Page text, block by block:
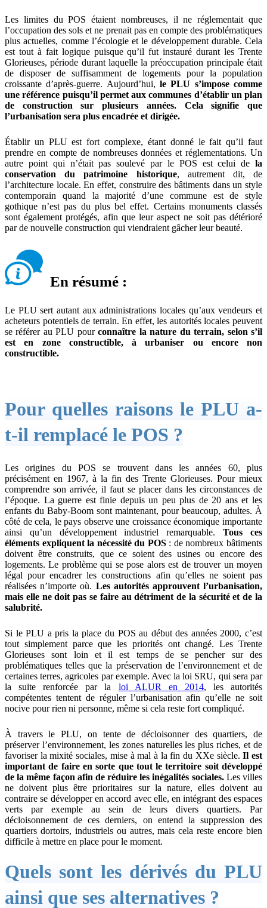
Les limites du POS étaient nombreuses, il ne réglementait que
l’occupation des sols et ne prenait pas en compte des problématiques
plus actuelles, comme l’écologie et le développement durable. Cela
est tout à fait logique puisque qu’il fut instauré durant les Trente
Glorieuses, période durant laquelle la préoccupation principale était
de disposer de suffisamment de logements pour la population
croissante d’après-guerre. Aujourd’hui, le PLU s’impose comme
une référence puisqu’il permet aux communes d’établir un plan
de construction sur plusieurs années.
Cela signifie que
l’urbanisation sera plus encadrée et dirigée.
Établir un PLU est fort complexe, étant donné le fait qu’il faut
prendre en compte de nombreuses données et réglementations. Un
autre point qui n’était pas soulevé par le POS est celui de la
conservation du patrimoine historique, autrement dit, de
l’architecture locale. En effet, construire des bâtiments dans un style
contemporain quand la majorité d’une commune est de style
gothique n’est pas du plus bel effet. Certains monuments classés
sont également protégés, afin que leur aspect ne soit pas détérioré
par de nouvelle construction qui viendraient gâcher leur beauté.
En résumé :
Le PLU sert autant aux administrations locales qu’aux vendeurs et
acheteurs potentiels de terrain. En effet, les autorités locales peuvent
se référer au PLU pourconnaître la nature du terrain, selon s’il
est en zone constructible, à urbaniser ou encore non
constructible.
Pour quelles raisons le PLU a-
t-il remplacé le POS ?
Les origines du POS se trouvent dans les années 60, plus
précisément en 1967, à la fin des Trente Glorieuses. Pour mieux
comprendre son arrivée, il faut se placer dans les circonstances de
l’époque. La guerre est finie depuis un peu plus de 20 ans et les
enfants du Baby-Boom sont maintenant, pour beaucoup, adultes. À
côté de cela, le pays observe une croissance économique importante
ainsi qu’un développement industriel remarquable.Tous ces
éléments expliquent la nécessité du POS: de nombreux bâtiments
doivent être construits, que ce soient des usines ou encore des
logements. Le problème qui se pose alors est de trouver un moyen
légal pour encadrer les constructions afin qu’elles ne soient pas
réalisées n’importe où. Les autorités approuvent l’urbanisation,
mais elle ne doit pas se faire au détriment de la sécurité et de la
salubrité.
Si le PLU a pris la place du POS au début des années 2000, c’est
tout simplement parce que les priorités ont changé. Les Trente
Glorieuses sont loin et il est temps de se pencher sur des
problématiques telles que la préservation de l’environnement et de
certaines terres, agricoles par exemple. Avec la loi SRU, qui sera par
la suite renforcée par la loi ALUR en 2014, les autorités
compétentes tentent de réguler l’urbanisation afin qu’elle ne soit
nocive pour rien ni personne, même si cela reste fort compliqué.
À travers le PLU, on tente de décloisonner des quartiers, de
préserver l’environnement, les zones naturelles les plus riches, et de
favoriser la mixité sociales, mise à mal à la fin du XXe siècle.Il est
important de faire en sorte que tout le territoire soit développé
de la même façon afin de réduire les inégalités sociales.Les villes
ne doivent plus être prioritaires sur la nature, elles doivent au
contraire se développer en accord avec elle, en intégrant des espaces
verts par exemple au sein de leurs divers quartiers. Par
décloisonnement de ces derniers, on entend la suppression des
quartiers dortoirs, industriels ou autres, mais cela reste encore bien
difficile à mettre en place pour le moment.
Quels sont les dérivés du PLU
ainsi que ses alternatives ?